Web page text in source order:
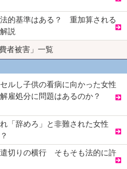
的基準はある？ 重加算される
説
費者被害」一覧
ルし子供の看病に向かった女性
雇処分に問題はあるのか？
「辞めろ」と非難された女性
切りの横行 そもそも法的に許